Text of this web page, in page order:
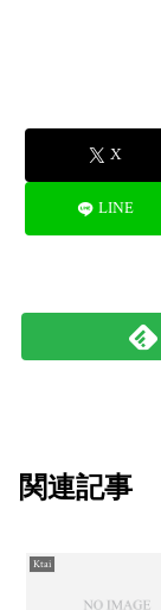
X
LINE
関連記事
Ktai